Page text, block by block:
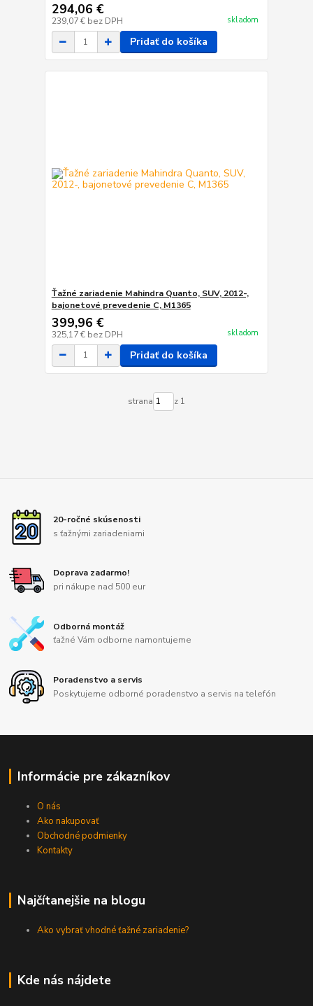
294,06 €
239,07 € bez DPH skladom
Pridať do košíka
Ťažné zariadenie Mahindra Quanto, SUV, 2012-,
bajonetové prevedenie C, M1365
399,96 €
325,17 € bez DPH skladom
Pridať do košíka
strana z 1
20-ročné skúsenosti
s ťažnými zariadeniami
Doprava zadarmo!
pri nákupe nad 500 eur
Odborná montáž
ťažné Vám odborne namontujeme
Poradenstvo a servis
Poskytujeme odborné poradenstvo a servis na telefón
Informácie pre zákazníkov
O nás
Ako nakupovať
Obchodné podmienky
Kontakty
Najčítanejšie na blogu
Ako vybrať vhodné ťažné zariadenie?
Kde nás nájdete